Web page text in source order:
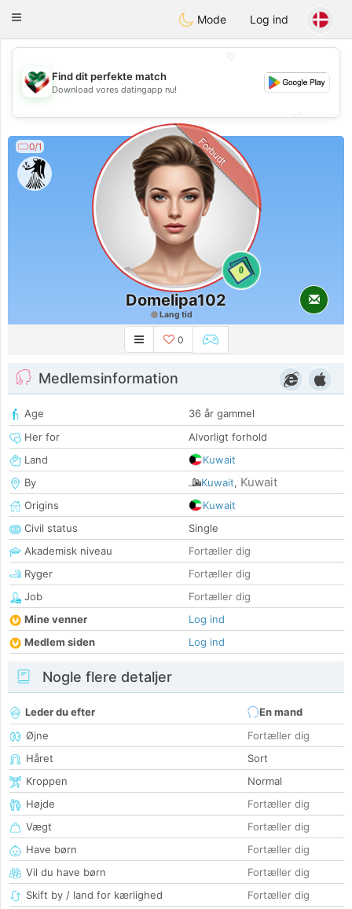
Kuwait Chat
Toggle
Mode Log ind
💖
💕
💕
Find dit perfekte match
Download vores datingapp nu!
0/1
0
Forbudt
Domelipa102
Lang tid
0
Medlemsinformation
Age
36 år gammel
Her for
Alvorligt forhold
Land
Kuwait
By
Kuwait, Kuwait
Origins
Kuwait
Civil status
Single
Akademisk niveau
Fortæller dig
Ryger
Fortæller dig
Job
Fortæller dig
Mine venner
Log ind
Medlem siden
Log ind
Nogle flere detaljer
Leder du efter
En mand
Øjne
Fortæller dig
Håret
Sort
Kroppen
Normal
Højde
Fortæller dig
Vægt
Fortæller dig
Have børn
Fortæller dig
Vil du have børn
Fortæller dig
Skift by / land for kærlighed
Fortæller dig